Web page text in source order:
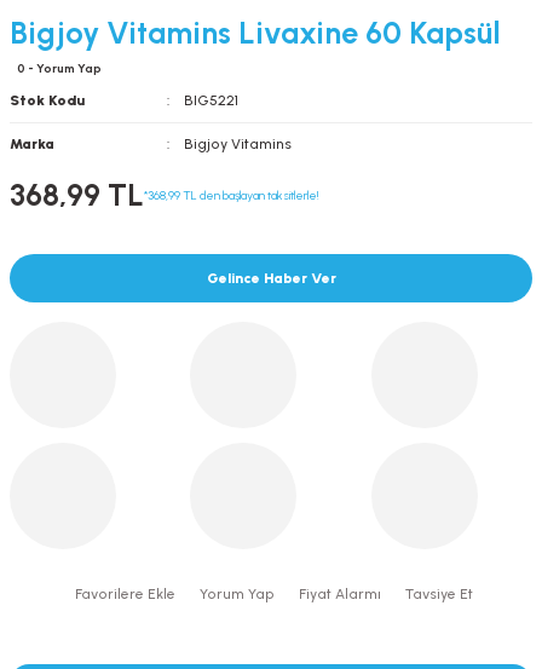
Bigjoy Vitamins Livaxine 60 Kapsül
0 - Yorum Yap
Stok Kodu BIG5221
Marka Bigjoy Vitamins
368,99 TL*368,99 TL den başlayan taksitlerle!
Gelince Haber Ver
Yorum Yap Fiyat Alarmı Tavsiye Et